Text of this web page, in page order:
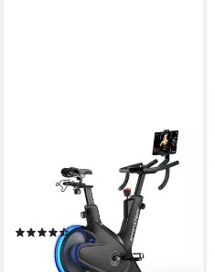
150,00 kg max. Benutzergewicht
Magnetbremse
Bremssystem
elektronisch verstellbar Regulierung Widerstand
(8)
699,00 € UVP1.119,00 €